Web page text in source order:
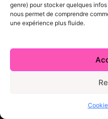
genre) pour stocker quelques
nous permet de comprendre
une expérience plus fluide.
Tilman Singer,
Justin P. Lange,